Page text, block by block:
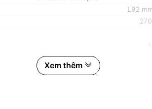
L92
Xem thêm